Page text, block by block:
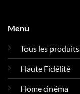
Menu
Tous les produits
Haute Fidélité
Home cinéma